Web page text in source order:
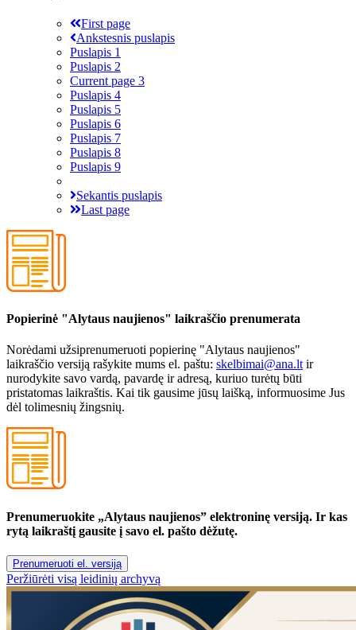
First page
Ankstesnis puslapis
Puslapis 1
Puslapis 2
Current page 3
Puslapis 4
Puslapis 5
Puslapis 6
Puslapis 7
Puslapis 8
Puslapis 9
Sekantis puslapis
Last page
Popierinė "Alytaus naujienos" laikraščio prenumerata
Norėdami užsiprenumeruoti popierinę "Alytaus naujienos"
laikraščio versiją rašykite mums el. paštu: skelbimai@ana.ltir
nurodykite savo vardą, pavardę ir adresą, kuriuo turėtų būti
pristatomas laikraštis. Kai tik gausime jūsų laišką, informuosime Jus
dėl tolimesnių žingsnių.
Prenumeruokite „Alytaus naujienos” elektroninę versiją. Ir kas
rytą laikraštį gausite į savo el. pašto dėžutę.
Prenumeruoti el. versiją
Peržiūrėti visą leidinių archyvą